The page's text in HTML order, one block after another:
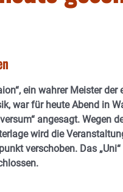
ein wahrer Meister der
war für heute Abend in
angesagt. Wegen
wird die
verschoben. Das